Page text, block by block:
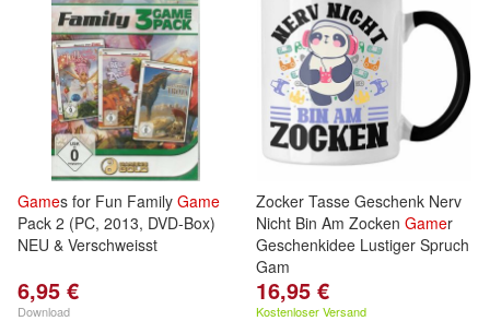
Games for Fun Family Game
Pack 2 (PC, 2013, DVD-Box)
NEU & Verschweisst
6,95 €
Download
Zocker Tasse Geschenk Nerv
Nicht Bin Am Zocken Gamer
Geschenkidee Lustiger Spruch
Gam
16,95 €
Kostenloser Versand